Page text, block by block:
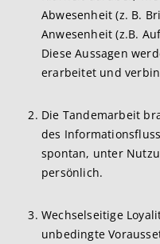
Abwesenheit (z. B.
Anwesenheit (z.B.
Diese Aussagen
erarbeitet und
Die Tandemarbeit
des
spontan, unter
persönlich.
Wechselseitige
unbedingte